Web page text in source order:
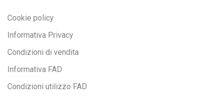
Cookie policy
Informativa Privacy
Condizioni di vendita
Informativa FAD
Condizioni utilizzo FAD